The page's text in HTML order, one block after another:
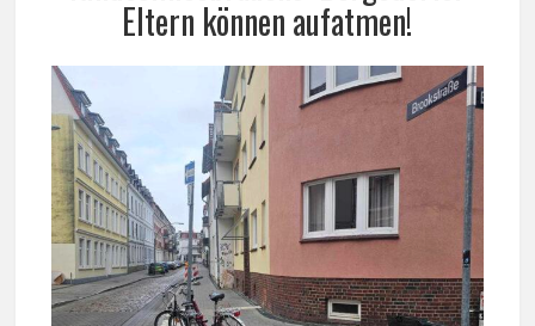
Eltern können aufatmen!